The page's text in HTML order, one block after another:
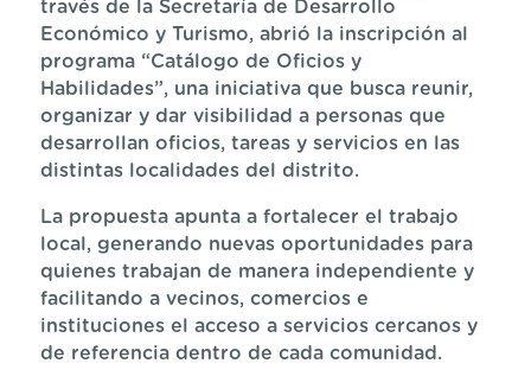
través de la Secretaría de Desarrollo
Económico y Turismo, abrió la inscripción al
programa “Catálogo de Oficios y
Habilidades”, una iniciativa que busca reunir,
organizar y dar visibilidad a personas que
desarrollan oficios, tareas y servicios en las
distintas localidades del distrito.
La propuesta apunta a fortalecer el trabajo
local, generando nuevas oportunidades para
quienes trabajan de manera independiente y
facilitando a vecinos, comercios e
instituciones el acceso a servicios cercanos y
de referencia dentro de cada comunidad.